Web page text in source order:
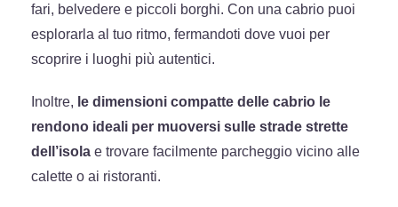
fari, belvedere e piccoli borghi. Con una cabrio puoi
esplorarla al tuo ritmo, fermandoti dove vuoi per
scoprire i luoghi più autentici.
Inoltre, le dimensioni compatte delle cabrio le
rendono ideali per muoversi sulle strade strette
dell’isola e trovare facilmente parcheggio vicino alle
calette o ai ristoranti.